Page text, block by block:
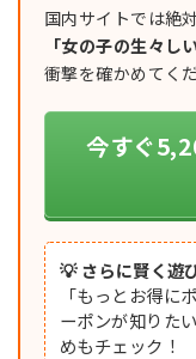
国内サイトでは絶
「女の子の生々し
衝撃を確かめてく
今すぐ
💡 さらに賢く遊
「もっとお得に
ーポンが知りた
めもチェック！